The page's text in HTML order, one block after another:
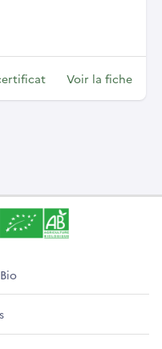
Voir la fiche